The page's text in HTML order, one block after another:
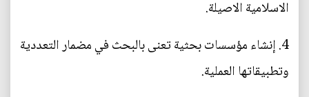
الاسلامية الاصيلة.
4. إنشاء مؤسسات بحثية تعنى بالبحث في مضمار التعددية
وتطبيقاتها العملية.